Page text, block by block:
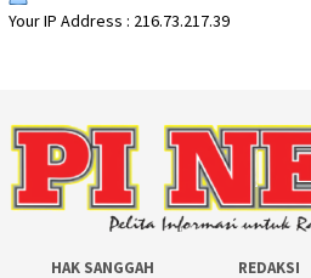
Your IP Address : 216.73.217.39
HAK SANGGAH REDAKSI